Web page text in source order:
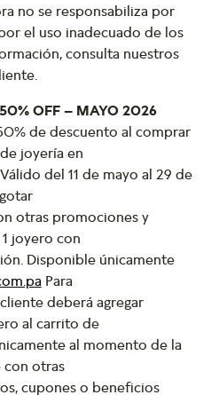
no se responsabiliza por
el uso inadecuado de los
consulta nuestros
OFF – MAYO 2026
de descuento al comprar
joyería en
del 11 de mayo al 29 de
otras promociones y
joyero con
Disponible únicamente
Para
deberá agregar
al carrito de
al momento de la
con otras
cupones o beneficios